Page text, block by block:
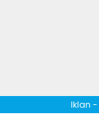
Iklan -